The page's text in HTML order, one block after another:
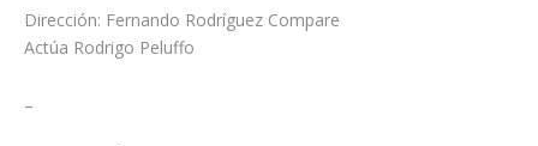
Dirección: Fernando Rodríguez Compare
Actúa Rodrigo Peluffo
–